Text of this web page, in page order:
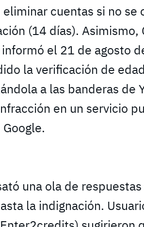
cuentas si no se
(14 días). Asimismo,
informó el 21 de agosto
la verificación de
a las banderas de
en un servicio
una ola de
la indignación.